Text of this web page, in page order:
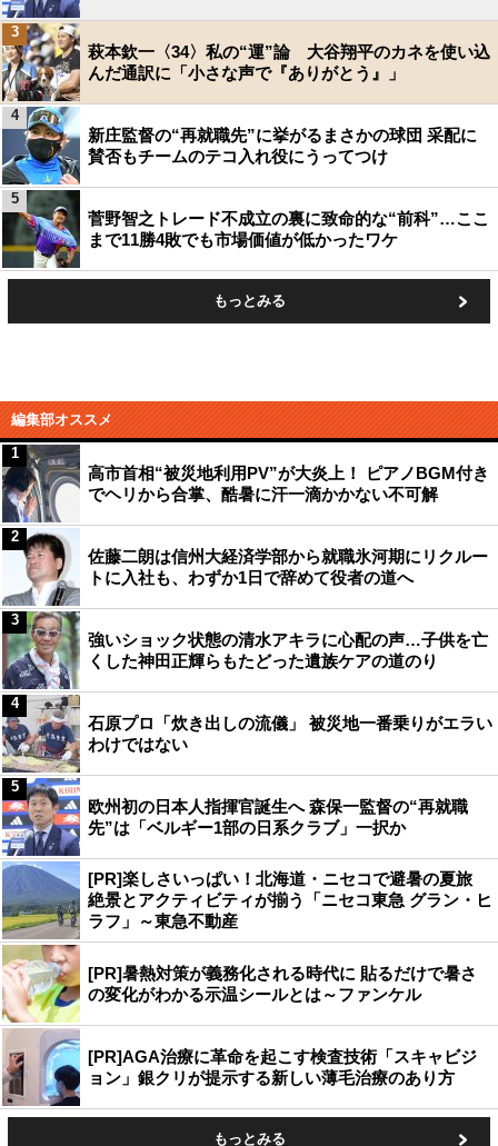
萩本欽一〈34〉私の“運”論 大谷翔平のカネを使い込
んだ通訳に「小さな声で『ありがとう』」
3
新庄監督の“再就職先”に挙がるまさかの球団 采配に
賛否もチームのテコ入れ役にうってつけ
4
菅野智之トレード不成立の裏に致命的な“前科”…ここ
まで11勝4敗でも市場価値が低かったワケ
5
もっとみる
編集部オススメ
高市首相“被災地利用PV”が大炎上！ ピアノBGM付き
でヘリから合掌、酷暑に汗一滴かかない不可解
1
佐藤二朗は信州大経済学部から就職氷河期にリクルー
トに入社も、わずか1日で辞めて役者の道へ
2
強いショック状態の清水アキラに心配の声…子供を亡
くした神田正輝らもたどった遺族ケアの道のり
3
石原プロ「炊き出しの流儀」 被災地一番乗りがエラい
わけではない
4
欧州初の日本人指揮官誕生へ 森保一監督の“再就職
先”は「ベルギー1部の日系クラブ」一択か
5
[PR]楽しさいっぱい！北海道・ニセコで避暑の夏旅
絶景とアクティビティが揃う「ニセコ東急 グラン・ヒ
ラフ」～東急不動産
[PR]暑熱対策が義務化される時代に 貼るだけで暑さ
の変化がわかる示温シールとは～ファンケル
[PR]AGA治療に革命を起こす検査技術「スキャビジ
ョン」銀クリが提示する新しい薄毛治療のあり方
もっとみる